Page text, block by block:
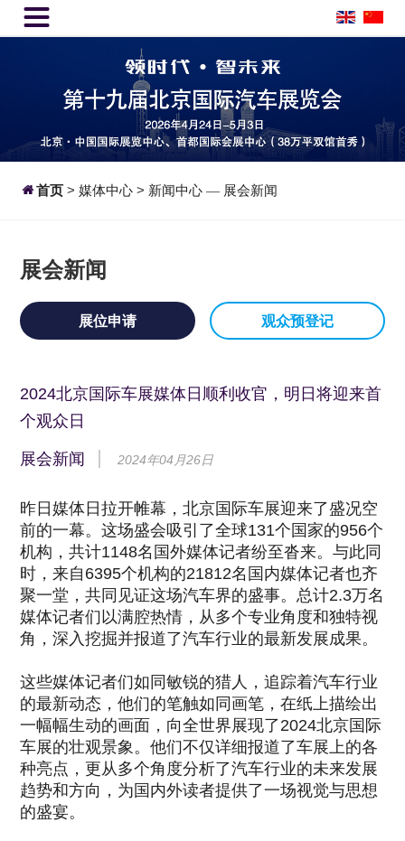

首页 > 媒体中心 > 新闻中心 — 展会新闻
展会新闻
展位申请 观众预登记
2024北京国际车展媒体日顺利收官，明日将迎来首
个观众日
展会新闻 2024年04月26日
昨日媒体日拉开帷幕，北京国际车展迎来了盛况空
前的一幕。这场盛会吸引了全球131个国家的956个
机构，共计1148名国外媒体记者纷至沓来。与此同
时，来自6395个机构的21812名国内媒体记者也齐
聚一堂，共同见证这场汽车界的盛事。总计2.3万名
媒体记者们以满腔热情，从多个专业角度和独特视
角，深入挖掘并报道了汽车行业的最新发展成果。
这些媒体记者们如同敏锐的猎人，追踪着汽车行业
的最新动态，他们的笔触如同画笔，在纸上描绘出
一幅幅生动的画面，向全世界展现了2024北京国际
车展的壮观景象。他们不仅详细报道了车展上的各
种亮点，更从多个角度分析了汽车行业的未来发展
趋势和方向，为国内外读者提供了一场视觉与思想
的盛宴。